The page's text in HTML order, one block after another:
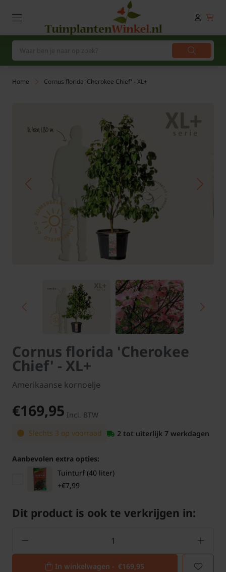
Home Cornus florida 'Cherokee Chief' - XL+
Cornus florida 'Cherokee
Chief' - XL+
Amerikaanse kornoelje
€169,95 Incl. BTW
Slechts 3 op voorraad
2 tot uiterlijk 7 werkdagen
Aanbevolen extra opties:
Tuinturf (40 liter)
+€7,99
Dit product is ook te verkrijgen in:
In winkelwagen - €169,95